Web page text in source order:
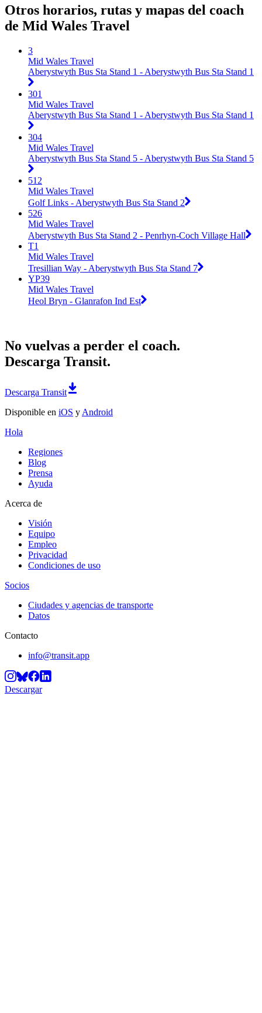
Otros horarios, rutas y mapas del coach
de Mid Wales Travel
3
Mid Wales Travel
Aberystwyth Bus Sta Stand 1 - Aberystwyth Bus Sta Stand 1
301
Mid Wales Travel
Aberystwyth Bus Sta Stand 1 - Aberystwyth Bus Sta Stand 1
304
Mid Wales Travel
Aberystwyth Bus Sta Stand 5 - Aberystwyth Bus Sta Stand 5
512
Mid Wales Travel
Golf Links - Aberystwyth Bus Sta Stand 2
526
Mid Wales Travel
Aberystwyth Bus Sta Stand 2 - Penrhyn-Coch Village Hall
T1
Mid Wales Travel
Tresillian Way - Aberystwyth Bus Sta Stand 7
YP39
Mid Wales Travel
Heol Bryn - Glanrafon Ind Est
No vuelvas a perder el coach.
Descarga Transit.
Descarga Transit
Disponible en iOS y Android
Hola
Regiones
Blog
Prensa
Ayuda
Acerca de
Visión
Equipo
Empleo
Privacidad
Condiciones de uso
Socios
Ciudades y agencias de transporte
Datos
Contacto
info@transit.app
Descargar